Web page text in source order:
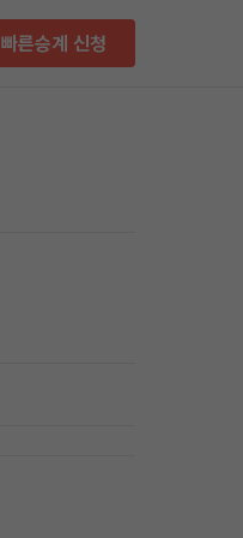
빠른승계 신청